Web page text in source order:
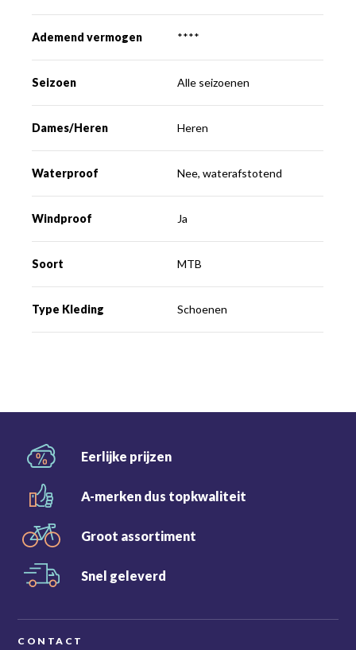
Ademend vermogen ****
Seizoen Alle seizoenen
Dames/Heren Heren
Waterproof Nee, waterafstotend
Windproof Ja
Soort MTB
Type Kleding Schoenen
Eerlijke prijzen
A-merken dus topkwaliteit
Groot assortiment
Snel geleverd
CONTACT